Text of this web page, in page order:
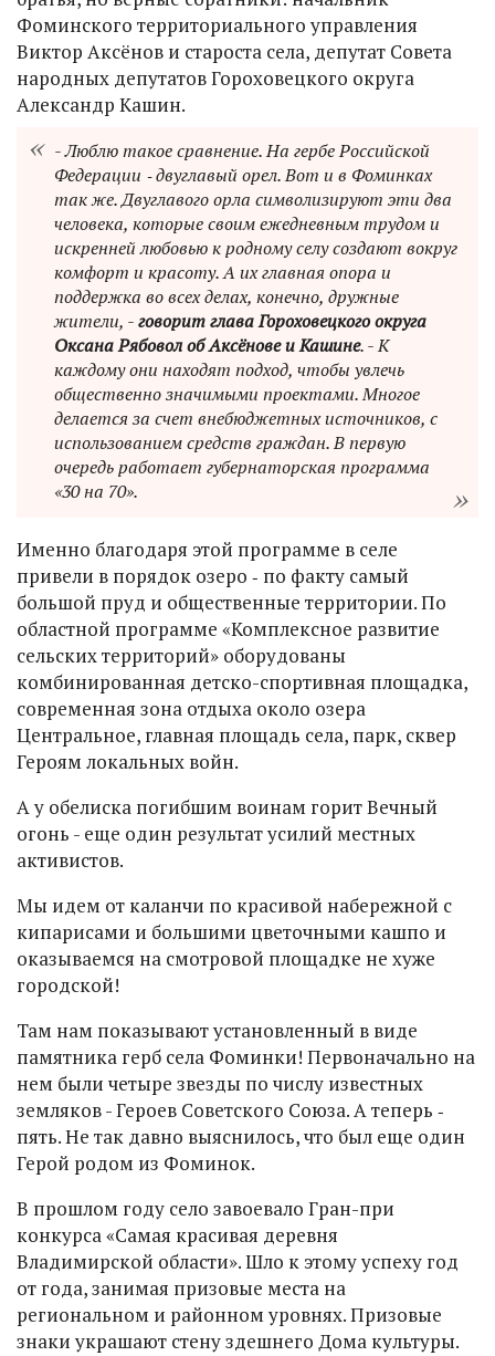
Фоминского территориального управления
Виктор Аксёнов и староста села, депутат Совета
народных депутатов Гороховецкого округа
Александр Кашин.
- Люблю такое сравнение. На гербе Российской
Федерации ‑ двуглавый орел. Вот и в Фоминках
так же. Двуглавого орла символизируют эти два
человека, которые своим ежедневным трудом и
искренней любовью к родному селу создают вокруг
комфорт и красоту. А их главная опора и
поддержка во всех делах, конечно, дружные
жители, -говорит глава Гороховецкого округа
Оксана Рябовол об Аксёнове и Кашине. - К
каждому они находят подход, чтобы увлечь
общественно значимыми проектами. Многое
делается за счет внебюджетных источников, с
использованием средств граждан. В первую
очередь работает губернаторская программа
«30 на 70».
Именно благодаря этой программе в селе
привели в порядок озеро ‑ по факту самый
большой пруд и общественные территории. По
областной программе «Комплексное развитие
сельских территорий» оборудованы
комбинированная детско-спортивная площадка,
современная зона отдыха около озера
Центральное, главная площадь села, парк, сквер
Героям локальных войн.
А у обелиска погибшим воинам горит Вечный
огонь - еще один результат усилий местных
активистов.
Мы идем от каланчи по красивой набережной с
кипарисами и большими цветочными кашпо и
оказываемся на смотровой площадке не хуже
городской!
Там нам показывают установленный в виде
памятника герб села Фоминки! Первоначально на
нем были четыре звезды по числу известных
земляков - Героев Советского Союза. А теперь ‑
пять. Не так давно выяснилось, что был еще один
Герой родом из Фоминок.
В прошлом году село завоевало Гран-при
конкурса «Самая красивая деревня
Владимирской области». Шло к этому успеху год
от года, занимая призовые места на
региональном и районном уровнях. Призовые
знаки украшают стену здешнего Дома культуры.